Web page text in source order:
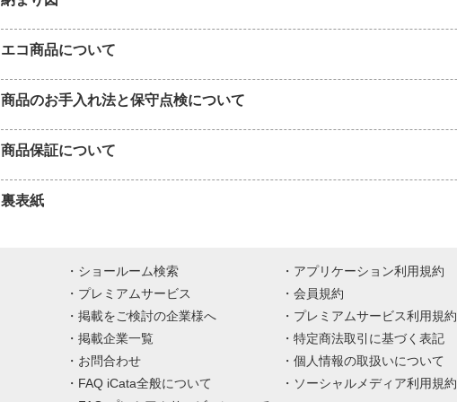
エコ商品について
商品のお手入れ法と保守点検について
商品保証について
裏表紙
ショールーム検索
プレミアムサービス
掲載をご検討の企業様へ
掲載企業一覧
お問合わせ
FAQ iCata全般について
アプリケーション利用規約
会員規約
プレミアムサービス利用規約
特定商法取引に基づく表記
個人情報の取扱いについて
ソーシャルメディア利用規約